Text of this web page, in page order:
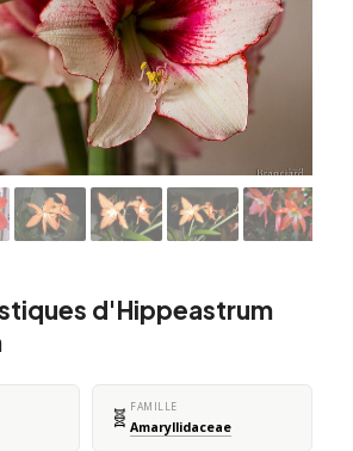
d'Hippeastrum
🧬 FAMILLE
Amaryllidaceae